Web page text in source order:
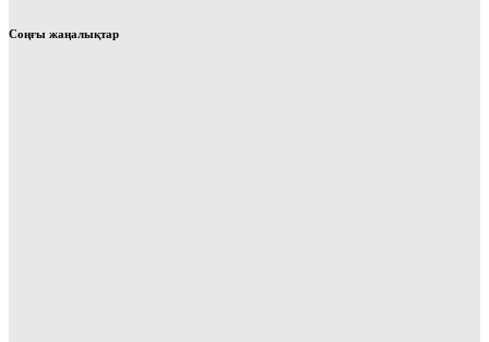
Соңғы жаңалықтар